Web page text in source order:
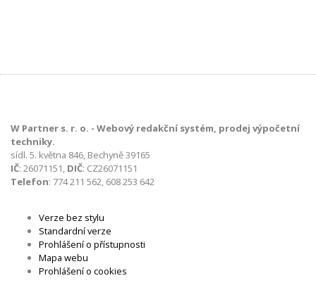
W Partner s. r. o. - Webový redakční systém, prodej výpočetní
techniky.
sídl. 5. května 846, Bechyně 39165
IČ: 26071151, DIČ: CZ26071151
Telefon: 774 211 562, 608 253 642
Verze bez stylu
Standardní verze
Prohlášení o přístupnosti
Mapa webu
Prohlášení o cookies